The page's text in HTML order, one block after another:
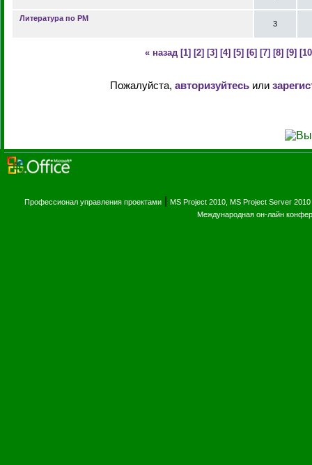
Литература по PM
3
« назад [1] [2] [3] [4] [5] [6] [7] [8] [9]
Пожалуйста, авторизуйтесьили
Профессионал управления проектами MS Project 2010, MS Project Server 2010
Международная он-лайн